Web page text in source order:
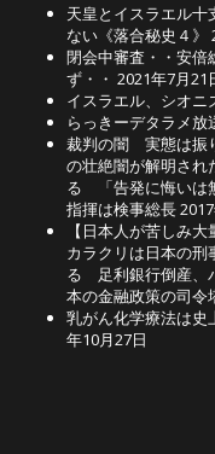
天皇とイスラエル
ない《落合秘史４》
閉会中審査・・安倍
ず・・ 2021年7月21
イスラエル、シオニ
らっきーデタラメ
裁判の闇 実態は振
の壮絶闇が解明され
る 「告発に悔いは
指揮は検事総長
【日本人が苦しみ
カラクリは日本の刑
る 足利銀行倒産、
本の金融政策の司令
乳がん化学療法は
年10月27日